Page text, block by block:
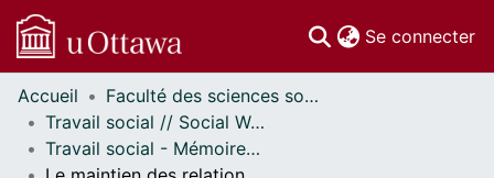
Se connecter
Communautés
et collections
Parcourir
Accueil
Faculté des sciences sociales // Faculty of Social Sciences
Travail social // Social Work
Travail social - Mémoires // Social Work - Research Papers